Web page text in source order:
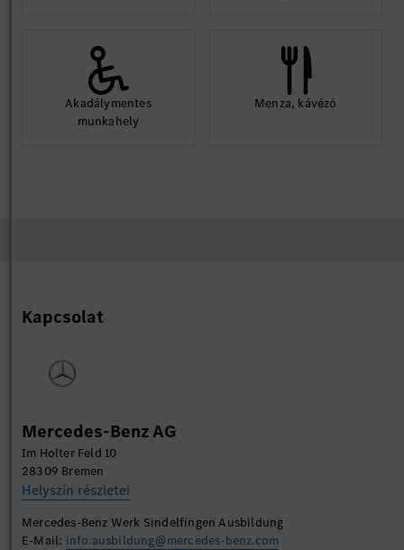
Akadálymentes
munkahely
Menza, kávézó
Kapcsolat
Mercedes-Benz AG
Im Holter Feld 10
28309 Bremen
Helyszín részletei
Mercedes-Benz Werk Sindelfingen Ausbildung
E-Mail: info.ausbildung@mercedes-benz.com